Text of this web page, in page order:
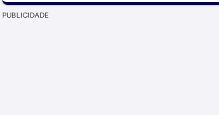
PUBLICIDADE